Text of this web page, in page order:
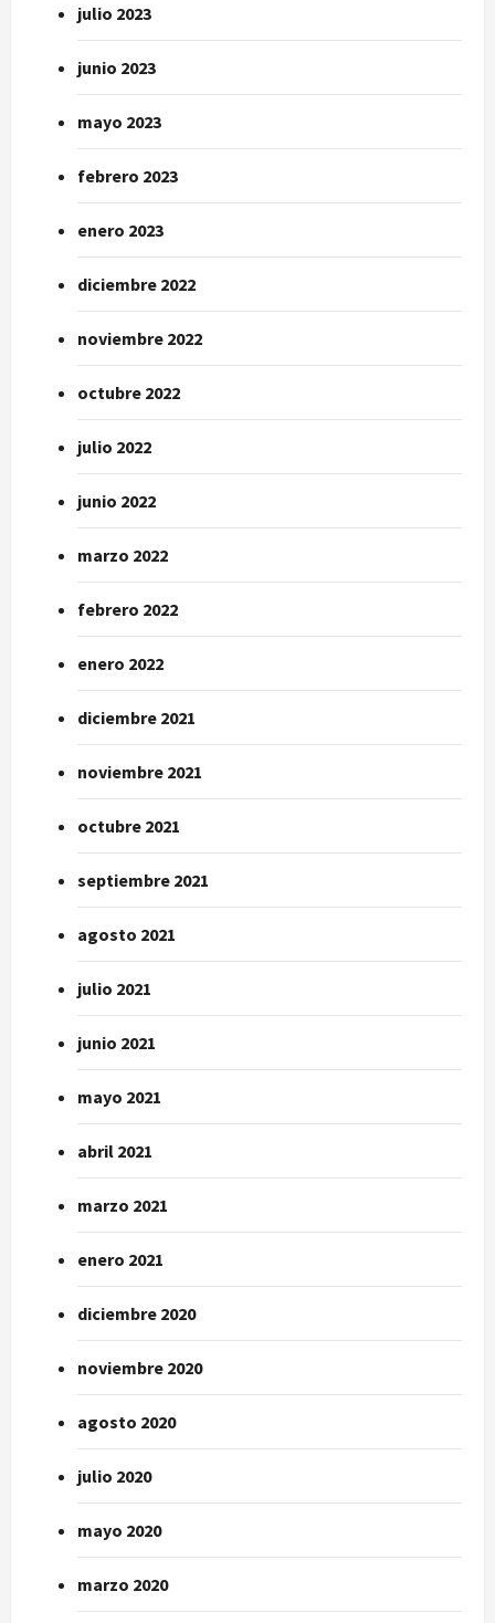
julio 2023
junio 2023
mayo 2023
febrero 2023
enero 2023
diciembre 2022
noviembre 2022
octubre 2022
julio 2022
junio 2022
marzo 2022
febrero 2022
enero 2022
diciembre 2021
noviembre 2021
octubre 2021
septiembre 2021
agosto 2021
julio 2021
junio 2021
mayo 2021
abril 2021
marzo 2021
enero 2021
diciembre 2020
noviembre 2020
agosto 2020
julio 2020
mayo 2020
marzo 2020